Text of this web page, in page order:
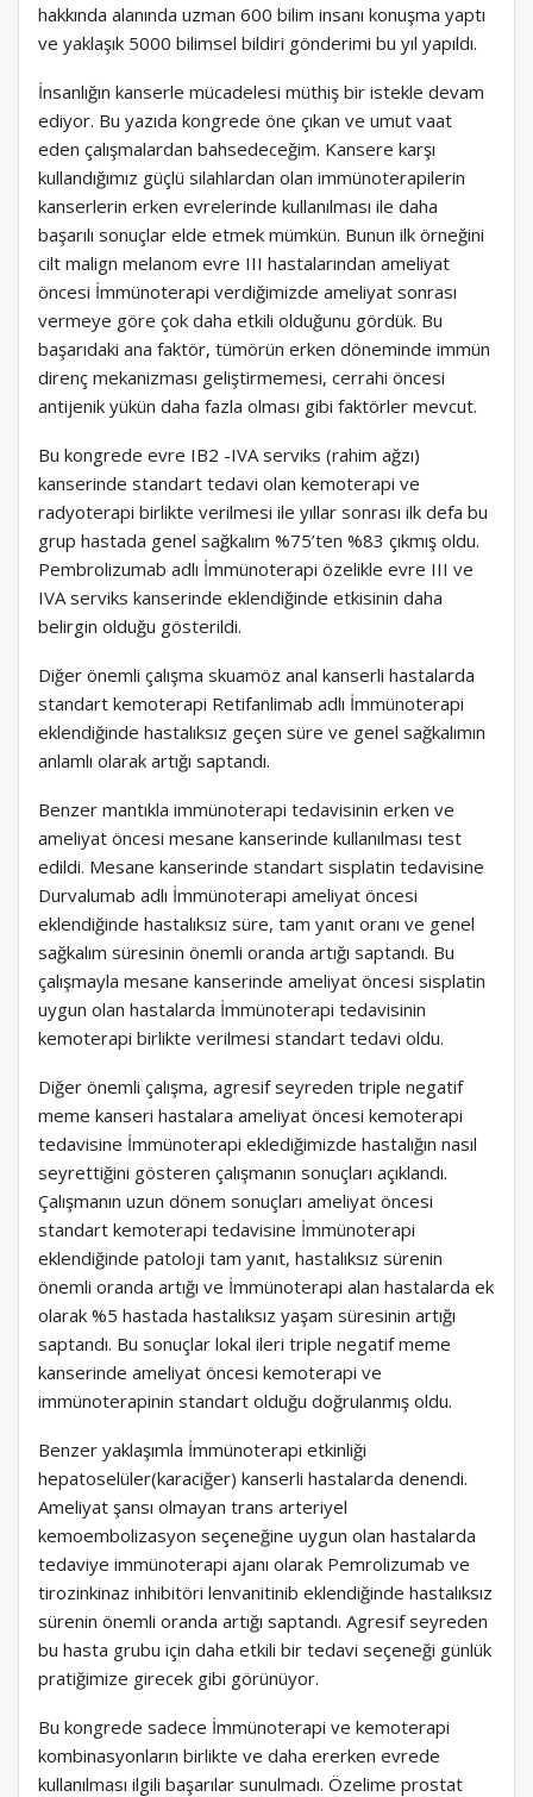
hakkında alanında uzman 600 bilim insanı konuşma yaptı
ve yaklaşık 5000 bilimsel bildiri gönderimi bu yıl yapıldı.
İnsanlığın kanserle mücadelesi müthiş bir istekle devam
ediyor. Bu yazıda kongrede öne çıkan ve umut vaat
eden çalışmalardan bahsedeceğim. Kansere karşı
kullandığımız güçlü silahlardan olan immünoterapilerin
kanserlerin erken evrelerinde kullanılması ile daha
başarılı sonuçlar elde etmek mümkün. Bunun ilk örneğini
cilt malign melanom evre III hastalarından ameliyat
öncesi İmmünoterapi verdiğimizde ameliyat sonrası
vermeye göre çok daha etkili olduğunu gördük. Bu
başarıdaki ana faktör, tümörün erken döneminde immün
direnç mekanizması geliştirmemesi, cerrahi öncesi
antijenik yükün daha fazla olması gibi faktörler mevcut.
Bu kongrede evre IB2 -IVA serviks (rahim ağzı)
kanserinde standart tedavi olan kemoterapi ve
radyoterapi birlikte verilmesi ile yıllar sonrası ilk defa bu
grup hastada genel sağkalım %75’ten %83 çıkmış oldu.
Pembrolizumab adlı İmmünoterapi özelikle evre III ve
IVA serviks kanserinde eklendiğinde etkisinin daha
belirgin olduğu gösterildi.
Diğer önemli çalışma skuamöz anal kanserli hastalarda
standart kemoterapi Retifanlimab adlı İmmünoterapi
eklendiğinde hastalıksız geçen süre ve genel sağkalımın
anlamlı olarak artığı saptandı.
Benzer mantıkla immünoterapi tedavisinin erken ve
ameliyat öncesi mesane kanserinde kullanılması test
edildi. Mesane kanserinde standart sisplatin tedavisine
Durvalumab adlı İmmünoterapi ameliyat öncesi
eklendiğinde hastalıksız süre, tam yanıt oranı ve genel
sağkalım süresinin önemli oranda artığı saptandı. Bu
çalışmayla mesane kanserinde ameliyat öncesi sisplatin
uygun olan hastalarda İmmünoterapi tedavisinin
kemoterapi birlikte verilmesi standart tedavi oldu.
Diğer önemli çalışma, agresif seyreden triple negatif
meme kanseri hastalara ameliyat öncesi kemoterapi
tedavisine İmmünoterapi eklediğimizde hastalığın nasıl
seyrettiğini gösteren çalışmanın sonuçları açıklandı.
Çalışmanın uzun dönem sonuçları ameliyat öncesi
standart kemoterapi tedavisine İmmünoterapi
eklendiğinde patoloji tam yanıt, hastalıksız sürenin
önemli oranda artığı ve İmmünoterapi alan hastalarda ek
olarak %5 hastada hastalıksız yaşam süresinin artığı
saptandı. Bu sonuçlar lokal ileri triple negatif meme
kanserinde ameliyat öncesi kemoterapi ve
immünoterapinin standart olduğu doğrulanmış oldu.
Benzer yaklaşımla İmmünoterapi etkinliği
hepatoselüler(karaciğer) kanserli hastalarda denendi.
Ameliyat şansı olmayan trans arteriyel
kemoembolizasyon seçeneğine uygun olan hastalarda
tedaviye immünoterapi ajanı olarak Pemrolizumab ve
tirozinkinaz inhibitöri lenvanitinib eklendiğinde hastalıksız
sürenin önemli oranda artığı saptandı. Agresif seyreden
bu hasta grubu için daha etkili bir tedavi seçeneği günlük
pratiğimize girecek gibi görünüyor.
Bu kongrede sadece İmmünoterapi ve kemoterapi
kombinasyonların birlikte ve daha ererken evrede
kullanılması ilgili başarılar sunulmadı. Özelime prostat